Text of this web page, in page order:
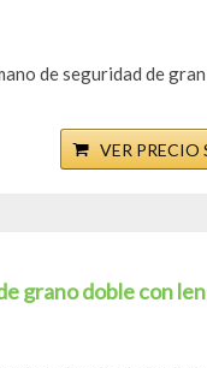
de seguridad de
VER
grano doble con